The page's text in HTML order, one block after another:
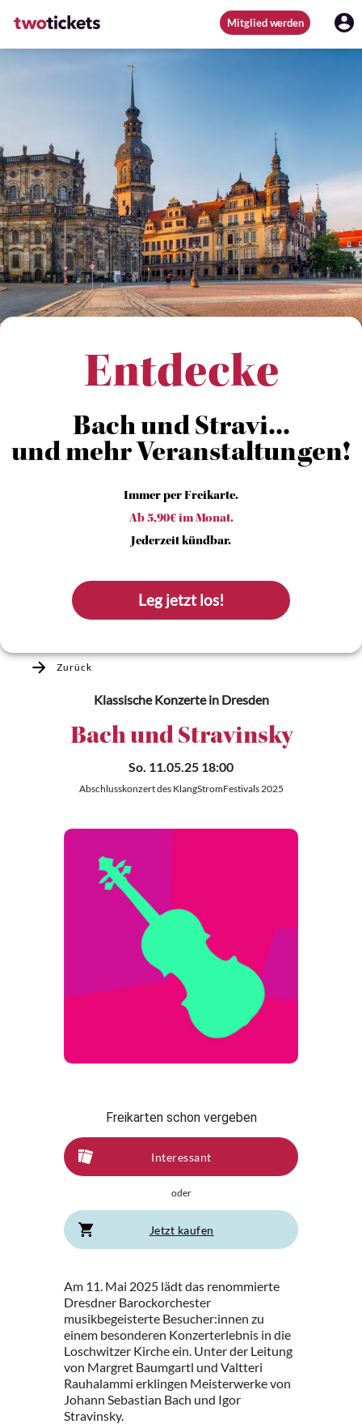
Mitglied werden
Entdecke
Bach und Stravi...
und mehr Veranstaltungen!
Immer per Freikarte.
Ab 5,90€ im Monat.
Jederzeit kündbar.
Leg jetzt los!
Zurück
Klassische Konzertein Dresden
Bach und Stravinsky
So. 11.05.25 18:00
Abschlusskonzert des KlangStromFestivals 2025
Freikarten schon vergeben
Interessant
oder
Jetzt kaufen
Am 11. Mai 2025 lädt das renommierte
Dresdner Barockorchester
musikbegeisterte Besucher:innen zu
einem besonderen Konzerterlebnis in die
Loschwitzer Kirche ein. Unter der Leitung
von Margret Baumgartl und Valtteri
Rauhalammi erklingen Meisterwerke von
Johann Sebastian Bach und Igor
Stravinsky.